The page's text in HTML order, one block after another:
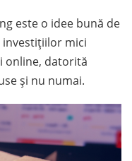
este o idee bună de
investițiilor mici
online, datorită
și nu numai.